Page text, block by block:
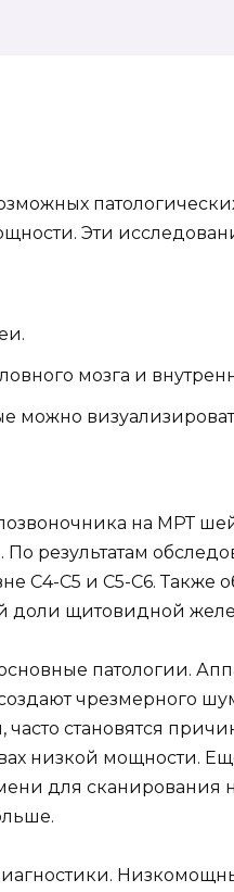
Эти
мозга и
можно
на МРТ
По результатам
С4-С5 и С5-С6. Также
доли щитовидной
патологии.
чрезмерного
становятся
низкой мощности.
для сканирования